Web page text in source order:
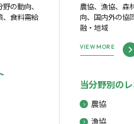
の動向、
、食料需給
農協、漁協、森
向、国内外の協
融・地域
VIEW MORE
当分野別の
農協
漁協